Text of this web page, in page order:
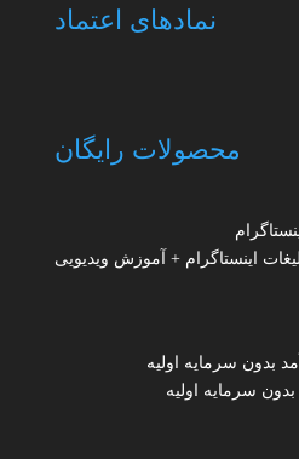
نمادهای اعتماد
محصولات رایگان
اینستاگرام + آموزش ویدیویی
سرمایه اولیه